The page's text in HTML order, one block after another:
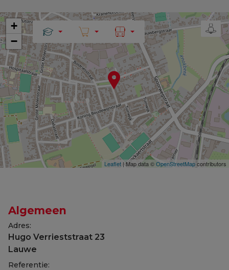
+
−
Leaflet | Map data ©OpenStreetMapcontributors
Algemeen
Adres:
Hugo Verrieststraat 23
Lauwe
Referentie: